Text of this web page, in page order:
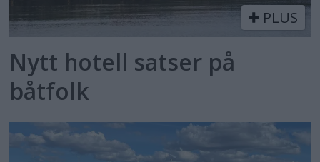
PLUS
Nytt hotell satser på
båtfolk